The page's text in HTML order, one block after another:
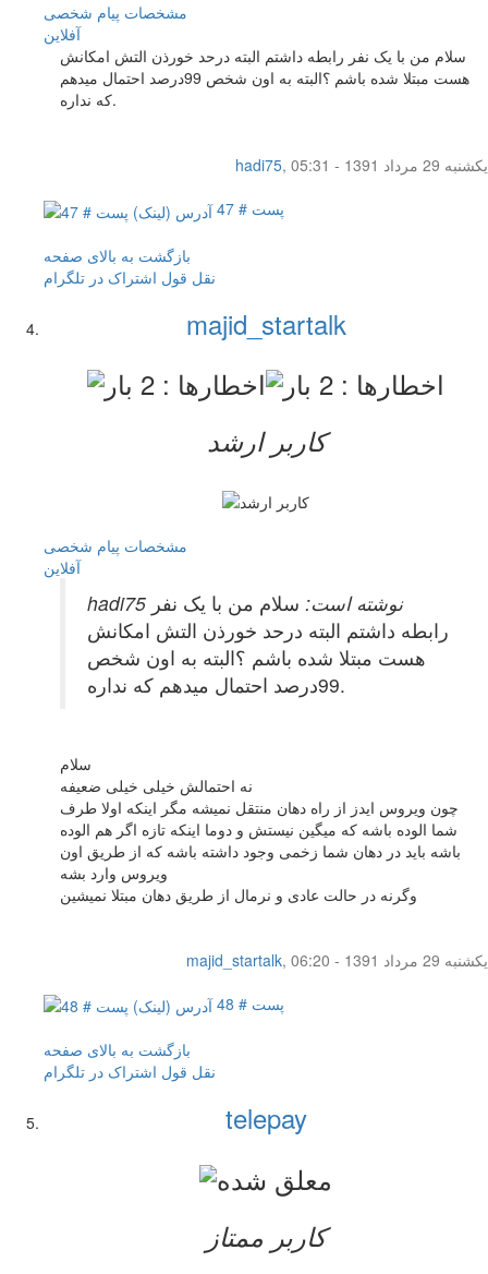
مشخصات پیام شخصی
آفلاين
سلام من با یک نفر رابطه داشتم البته درحد خورذن التش امکانش
هست مبتلا شده باشم ؟البته به اون شخص 99درصد احتمال میدهم
که نداره.
hadi75,
یکشنبه 29 مرداد 1391 - 05:31
پست # 47
بازگشت به بالای صفحه
نقل قول اشتراک در تلگرام
majid_startalk
کاربر ارشد
مشخصات پیام شخصی
آفلاين
hadi75 نوشته است: سلام من با یک نفر
رابطه داشتم البته درحد خورذن التش امکانش
هست مبتلا شده باشم ؟البته به اون شخص
99درصد احتمال میدهم که نداره.
سلام
نه احتمالش خیلی خیلی ضعیفه
چون ویروس ایدز از راه دهان منتقل نمیشه مگر اینکه اولا طرف
شما الوده باشه که میگین نیستش و دوما اینکه تازه اگر هم الوده
باشه باید در دهان شما زخمی وجود داشته باشه که از طریق اون
ویروس وارد بشه
وگرنه در حالت عادی و نرمال از طریق دهان مبتلا نمیشین
majid_startalk,
یکشنبه 29 مرداد 1391 - 06:20
پست # 48
بازگشت به بالای صفحه
نقل قول اشتراک در تلگرام
telepay
کاربر ممتاز